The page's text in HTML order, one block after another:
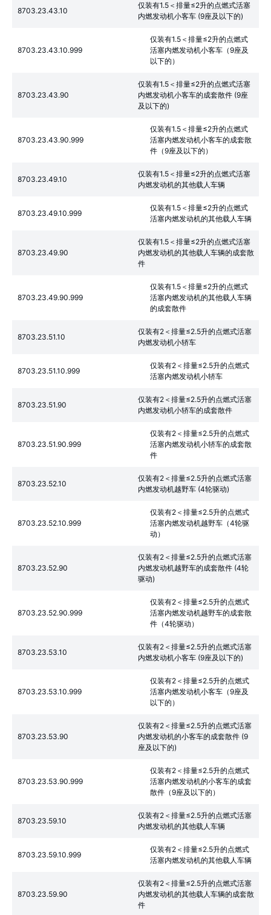
8703.23.43.10
仅装有1.5＜排量≤2升的点燃式活塞
内燃发动机小客车 (9座及以下的)
8703.23.43.10.999
仅装有1.5＜排量≤2升的点燃式
活塞内燃发动机小客车（9座及
以下的）
8703.23.43.90
仅装有1.5＜排量≤2升的点燃式活塞
内燃发动机小客车的成套散件 (9座
及以下的)
8703.23.43.90.999
仅装有1.5＜排量≤2升的点燃式
活塞内燃发动机小客车的成套散
件（9座及以下的）
8703.23.49.10
仅装有1.5＜排量≤2升的点燃式活塞
内燃发动机的其他载人车辆
8703.23.49.10.999
仅装有1.5＜排量≤2升的点燃式
活塞内燃发动机的其他载人车辆
8703.23.49.90
仅装有1.5＜排量≤2升的点燃式活塞
内燃发动机的其他载人车辆的成套散
件
8703.23.49.90.999
仅装有1.5＜排量≤2升的点燃式
活塞内燃发动机的其他载人车辆
的成套散件
8703.23.51.10
仅装有2＜排量≤2.5升的点燃式活塞
内燃发动机小轿车
8703.23.51.10.999
仅装有2＜排量≤2.5升的点燃式
活塞内燃发动机小轿车
8703.23.51.90
仅装有2＜排量≤2.5升的点燃式活塞
内燃发动机小轿车的成套散件
8703.23.51.90.999
仅装有2＜排量≤2.5升的点燃式
活塞内燃发动机小轿车的成套散
件
8703.23.52.10
仅装有2＜排量≤2.5升的点燃式活塞
内燃发动机越野车 (4轮驱动)
8703.23.52.10.999
仅装有2＜排量≤2.5升的点燃式
活塞内燃发动机越野车（4轮驱
动）
8703.23.52.90
仅装有2＜排量≤2.5升的点燃式活塞
内燃发动机越野车的成套散件 (4轮
驱动)
8703.23.52.90.999
仅装有2＜排量≤2.5升的点燃式
活塞内燃发动机越野车的成套散
件（4轮驱动）
8703.23.53.10
仅装有2＜排量≤2.5升的点燃式活塞
内燃发动机小客车 (9座及以下的)
8703.23.53.10.999
仅装有2＜排量≤2.5升的点燃式
活塞内燃发动机小客车（9座及
以下的）
8703.23.53.90
仅装有2＜排量≤2.5升的点燃式活塞
内燃发动机的小客车的成套散件 (9
座及以下的)
8703.23.53.90.999
仅装有2＜排量≤2.5升的点燃式
活塞内燃发动机的小客车的成套
散件（9座及以下的）
8703.23.59.10
仅装有2＜排量≤2.5升的点燃式活塞
内燃发动机的其他载人车辆
8703.23.59.10.999
仅装有2＜排量≤2.5升的点燃式
活塞内燃发动机的其他载人车辆
8703.23.59.90
仅装有2＜排量≤2.5升的点燃式活塞
内燃发动机的其他载人车辆的成套散
件